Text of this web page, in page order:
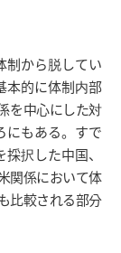
制から脱してい
本的に体制内部
を中心にした対
にもある。すで
択した中国、
関係において体
比較される部分